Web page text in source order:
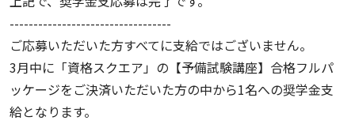
----------------------------------
ご応募いただいた方すべてに支給ではございません。
3月中に「資格スクエア」の【予備試験講座】合格フルパ
ッケージをご決済いただいた方の中から1名への奨学金支
給となります。